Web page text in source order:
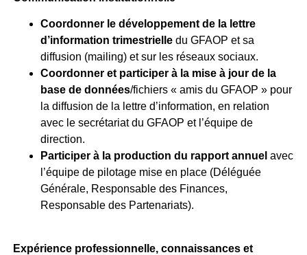
Coordonner le développement de la lettre
d’information trimestrielledu GFAOP et sa
diffusion (mailing) et sur les réseaux sociaux.
Coordonner et participer à la mise à jour de la
base de données/fichiers « amis du GFAOP » pour
la diffusion de la lettre d’information, en relation
avec le secrétariat du GFAOP et l’équipe de
direction.
Participer à la production du rapport annuel avec
l’équipe de pilotage mise en place (Déléguée
Générale, Responsable des Finances,
Responsable des Partenariats).
Expérience professionnelle, connaissances et